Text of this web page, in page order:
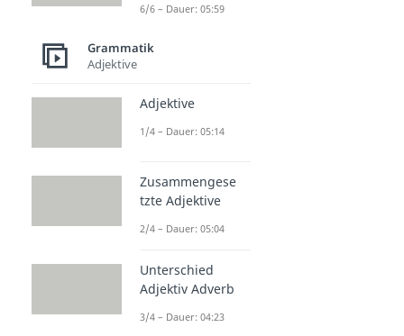
6/6 – Dauer: 05:59
Grammatik
Adjektive
Adjektive
1/4 – Dauer: 05:14
Zusammengese
tzte Adjektive
2/4 – Dauer: 05:04
Unterschied
Adjektiv Adverb
3/4 – Dauer: 04:23